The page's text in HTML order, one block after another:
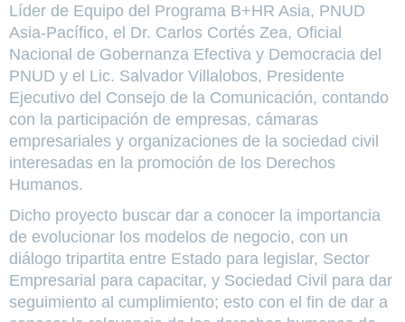
Líder de Equipo del Programa B+HR Asia, PNUD
Asia-Pacífico, el Dr. Carlos Cortés Zea, Oficial
Nacional de Gobernanza Efectiva y Democracia del
PNUD y el Lic. Salvador Villalobos, Presidente
Ejecutivo del Consejo de la Comunicación, contando
con la participación de empresas, cámaras
empresariales y organizaciones de la sociedad civil
interesadas en la promoción de los Derechos
Humanos.
Dicho proyecto buscar dar a conocer la importancia
de evolucionar los modelos de negocio, con un
diálogo tripartita entre Estado para legislar, Sector
Empresarial para capacitar, y Sociedad Civil para dar
seguimiento al cumplimiento; esto con el fin de dar a